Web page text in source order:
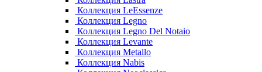
Коллекция LeEssenze
Коллекция Legno
Коллекция Legno Del Notaio
Коллекция Levante
Коллекция Metallo
Коллекция Nabis